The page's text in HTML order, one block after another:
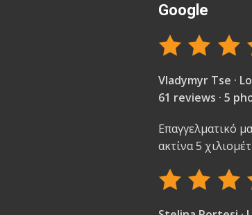
Google
Vladymyr Tse ·
61 reviews · 5
Επαγγελματικό
ακτίνα 5